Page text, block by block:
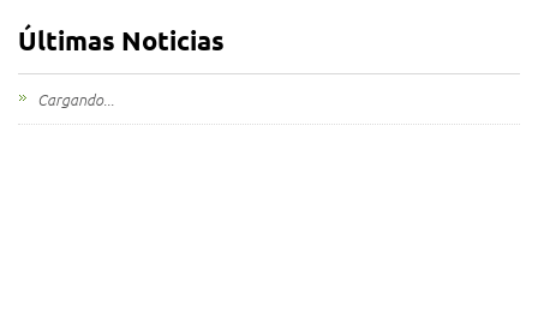
Últimas Noticias
Cargando...